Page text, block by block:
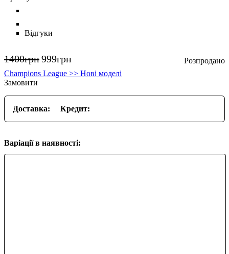
Відгуки
1400грн999грн
Champions League >> Нові моделі
Замовити
Доставка: Кредит:
Варіації в наявності: